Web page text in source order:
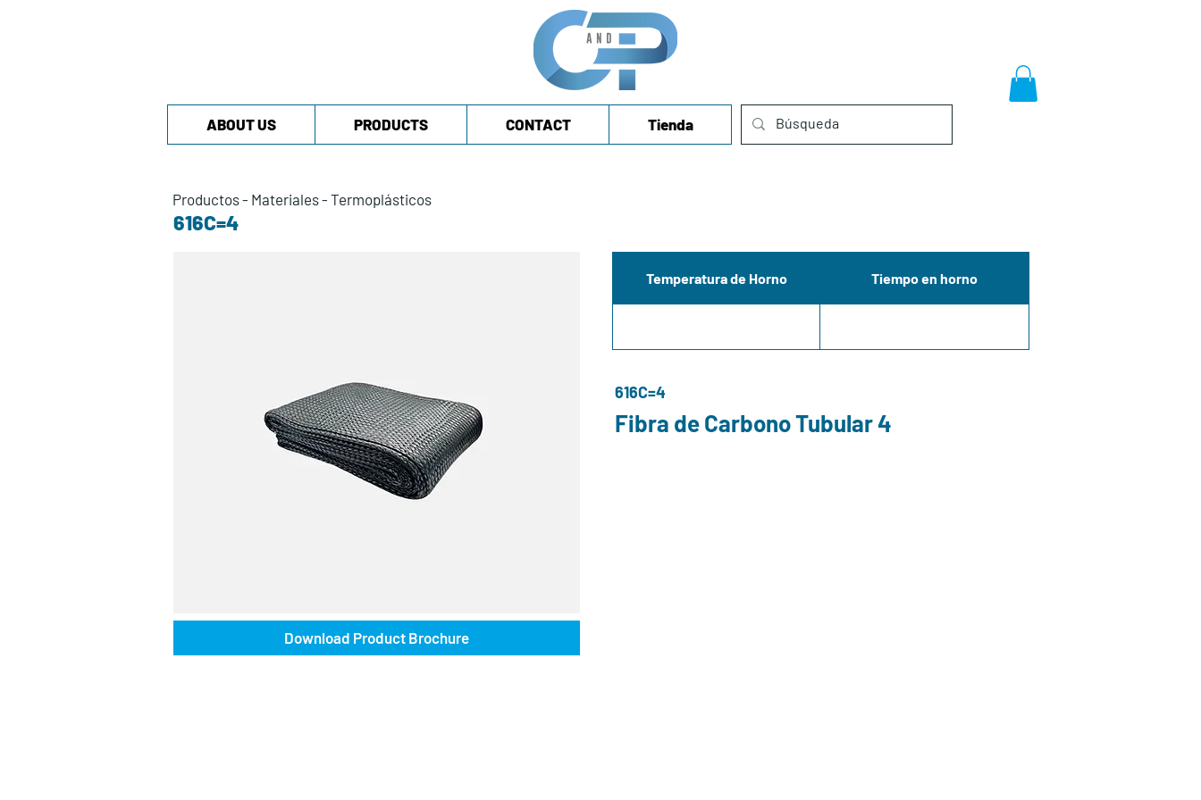
ABOUT US PRODUCTS CONTACT Tienda
Productos- Materiales- Termoplásticos
616C=4
Download Product Brochure
Temperatura de Horno Tiempo en horno
616C=4
Fibra de Carbono Tubular 4